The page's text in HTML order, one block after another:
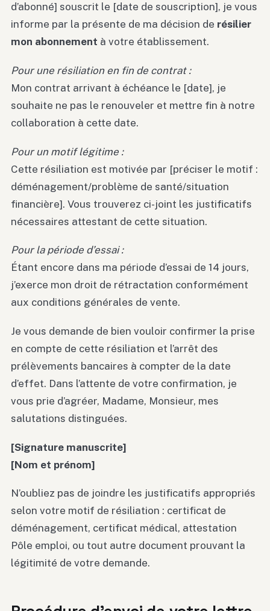
d’abonné] souscrit le [date de souscription], je vous
informe par la présente de ma décision de résilier
mon abonnement à votre établissement.
Pour une résiliation en fin de contrat :
Mon contrat arrivant à échéance le [date], je
souhaite ne pas le renouveler et mettre fin à notre
collaboration à cette date.
Pour un motif légitime :
Cette résiliation est motivée par [préciser le motif :
déménagement/problème de santé/situation
financière]. Vous trouverez ci-joint les justificatifs
nécessaires attestant de cette situation.
Pour la période d’essai :
Étant encore dans ma période d’essai de 14 jours,
j’exerce mon droit de rétractation conformément
aux conditions générales de vente.
Je vous demande de bien vouloir confirmer la prise
en compte de cette résiliation et l’arrêt des
prélèvements bancaires à compter de la date
d’effet. Dans l’attente de votre confirmation, je
vous prie d’agréer, Madame, Monsieur, mes
salutations distinguées.
[Signature manuscrite]
[Nom et prénom]
N’oubliez pas de joindre les justificatifs appropriés
selon votre motif de résiliation : certificat de
déménagement, certificat médical, attestation
Pôle emploi, ou tout autre document prouvant la
légitimité de votre demande.